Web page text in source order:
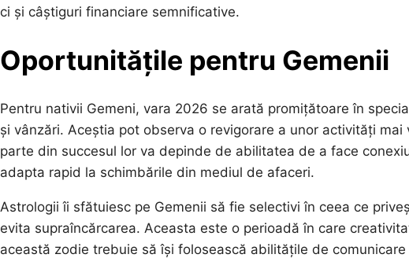
ci și câștiguri financiare semnificative.
Oportunitățile pentru Gemenii
Pentru nativii Gemeni, vara 2026 se arată promițătoare în
și vânzări. Aceștia pot observa o revigorare a unor activități
parte din succesul lor va depinde de abilitatea de a face
adapta rapid la schimbările din mediul de afaceri.
Astrologii îi sfătuiesc pe Gemenii să fie selectivi în ceea ce
evita supraîncărcarea. Aceasta este o perioadă în care
această zodie trebuie să își folosească abilitățile de